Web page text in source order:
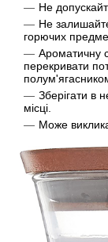
Не
Не
горючих
Ароматичну
перекривати
Зберігати в
місці.
Може